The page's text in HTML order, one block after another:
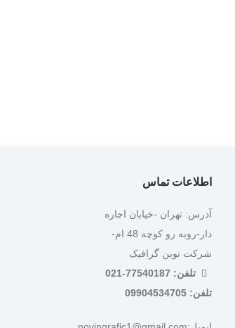
اطلاعات تماس
آدرس: تهران -خیابان اجاره
دار-روبه رو کوچه 48 ام-
شرکت نوین گرافیک
تلفن: 77540187-021
تلفن: 09904534705